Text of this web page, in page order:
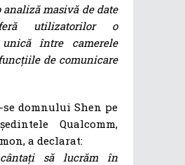
analiză masivă de date
utilizatorilor o
unică între camerele
de comunicare
domnului Shen pe
Qualcomm,
a declarat:
să lucrăm în